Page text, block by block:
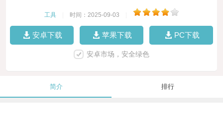
工具 时间：2025-09-03
安卓下载 苹果下载 PC下载
安卓市场，安全绿色
简介 排行